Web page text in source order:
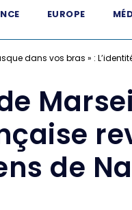
EUROPE
dans vos bras » :
de